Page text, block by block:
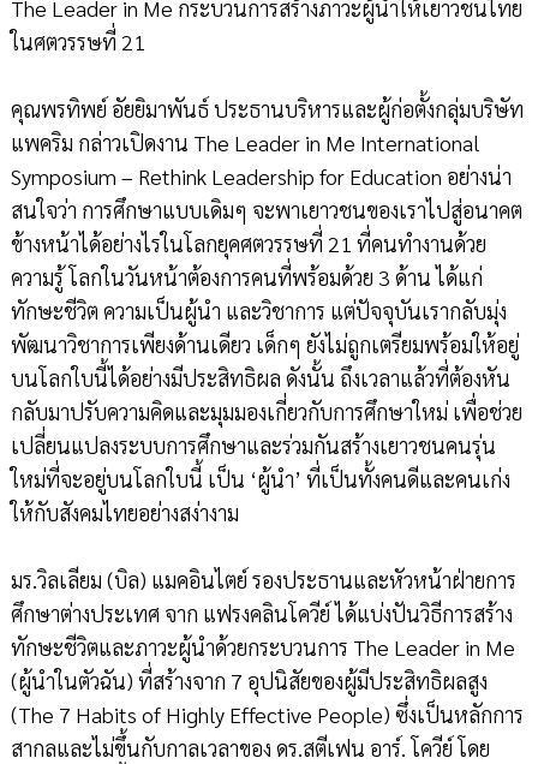
The Leader in Me กระบวนการสร้างภาวะผู้นำให้เยาวชนไทย
ในศตวรรษที่ 21
คุณพรทิพย์ อัยยิมาพันธ์ ประธานบริหารและผู้ก่อตั้งกลุ่มบริษัท
แพคริม กล่าวเปิดงาน The Leader in Me International
Symposium – Rethink Leadership for Education อย่างน่า
สนใจว่า การศึกษาแบบเดิมๆ จะพาเยาวชนของเราไปสู่อนาคต
ข้างหน้าได้อย่างไรในโลกยุคศตวรรษที่ 21 ที่คนทำงานด้วย
ความรู้ โลกในวันหน้าต้องการคนที่พร้อมด้วย 3 ด้าน ได้แก่
ทักษะชีวิต ความเป็นผู้นำ และวิชาการ แต่ปัจจุบันเรากลับมุ่ง
พัฒนาวิชาการเพียงด้านเดียว เด็กๆ ยังไม่ถูกเตรียมพร้อมให้อยู่
บนโลกใบนี้ได้อย่างมีประสิทธิผล ดังนั้น ถึงเวลาแล้วที่ต้องหัน
กลับมาปรับความคิดและมุมมองเกี่ยวกับการศึกษาใหม่ เพื่อช่วย
เปลี่ยนแปลงระบบการศึกษาและร่วมกันสร้างเยาวชนคนรุ่น
ใหม่ที่จะอยู่บนโลกใบนี้ เป็น ‘ผู้นำ’ ที่เป็นทั้งคนดีและคนเก่ง
ให้กับสังคมไทยอย่างสง่างาม
มร.วิลเลียม (บิล) แมคอินไตย์ รองประธานและหัวหน้าฝ่ายการ
ศึกษาต่างประเทศ จาก แฟรงคลินโควีย์ ได้แบ่งปันวิธีการสร้าง
ทักษะชีวิตและภาวะผู้นำด้วยกระบวนการ The Leader in Me
(ผู้นำในตัวฉัน) ที่สร้างจาก 7 อุปนิสัยของผู้มีประสิทธิผลสูง
(The 7 Habits of Highly Effective People) ซึ่งเป็นหลักการ
สากลและไม่ขึ้นกับกาลเวลาของ ดร.สตีเฟน อาร์. โควีย์ โดย